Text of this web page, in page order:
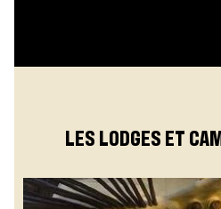
LES LODGES ET